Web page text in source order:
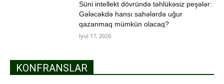
Süni intellekt dövründə təhlükəsiz peşələr:
Gələcəkdə hansı sahələrdə uğur
qazanmaq mümkün olacaq?
İyul 17, 2026
KONFRANSLAR